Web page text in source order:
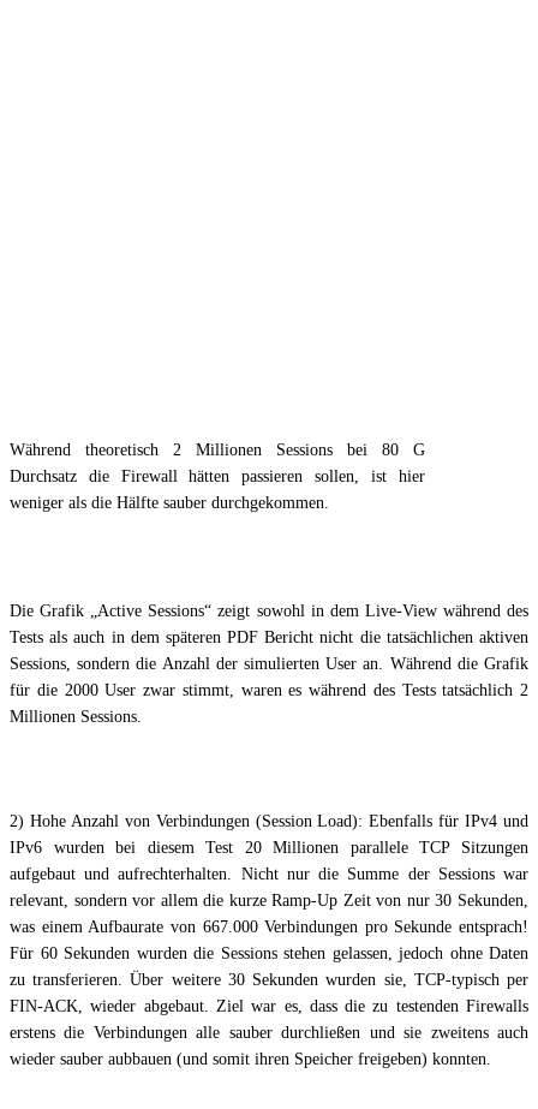
Während theoretisch 2 Millionen Sessions bei 80 G
Durchsatz die Firewall hätten passieren sollen, ist hier
weniger als die Hälfte sauber durchgekommen.
Die Grafik „Active Sessions“ zeigt sowohl in dem Live-View während des
Tests als auch in dem späteren PDF Bericht nicht die tatsächlichen aktiven
Sessions, sondern die Anzahl der simulierten User an. Während die Grafik
für die 2000 User zwar stimmt, waren es während des Tests tatsächlich 2
Millionen Sessions.
2) Hohe Anzahl von Verbindungen (Session Load): Ebenfalls für IPv4 und
IPv6 wurden bei diesem Test 20 Millionen parallele TCP Sitzungen
aufgebaut und aufrechterhalten. Nicht nur die Summe der Sessions war
relevant, sondern vor allem die kurze Ramp-Up Zeit von nur 30 Sekunden,
was einem Aufbaurate von 667.000 Verbindungen pro Sekunde entsprach!
Für 60 Sekunden wurden die Sessions stehen gelassen, jedoch ohne Daten
zu transferieren. Über weitere 30 Sekunden wurden sie, TCP-typisch per
FIN-ACK, wieder abgebaut. Ziel war es, dass die zu testenden Firewalls
erstens die Verbindungen alle sauber durchließen und sie zweitens auch
wieder sauber aubbauen (und somit ihren Speicher freigeben) konnten.